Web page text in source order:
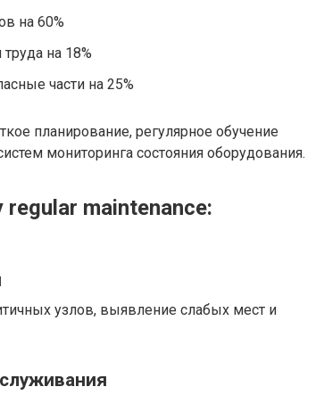
на 60%
на 18%
части на 25%
планирование, регулярное обучение
мониторинга состояния оборудования.
regular maintenance:
узлов, выявление слабых мест и